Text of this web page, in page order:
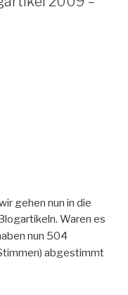
gehen nun in die
Waren es
nun 504
abgestimmt